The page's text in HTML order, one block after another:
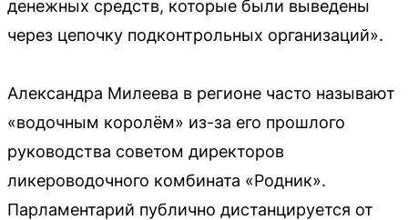
денежных средств, которые были выведены
через цепочку подконтрольных организаций».
Александра Милеева в регионе часто называют
«водочным королём» из-за его прошлого
руководства советом директоров
ликероводочного комбината «Родник».
Парламентарий публично дистанцируется от